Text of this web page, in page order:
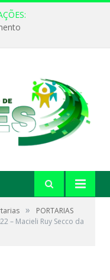
»
PORTARIAS
– Macieli Ruy Secco da